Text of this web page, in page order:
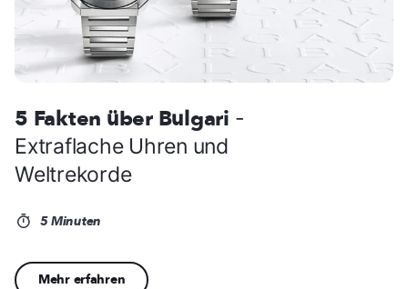
5 Fakten über Bulgari -
Extraflache Uhren und
Weltrekorde
5 Minuten
Mehr erfahren